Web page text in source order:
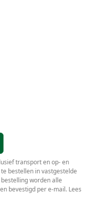
transport en op- en
bestellen in vastgestelde
worden alle
bevestigd per e-mail. Lees